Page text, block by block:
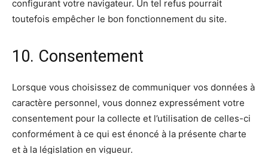
configurant votre navigateur. Un tel refus pourrait
toutefois empêcher le bon fonctionnement du site.
10. Consentement
Lorsque vous choisissez de communiquer vos données à
caractère personnel, vous donnez expressément votre
consentement pour la collecte et l’utilisation de celles-ci
conformément à ce qui est énoncé à la présente charte
et à la législation en vigueur.